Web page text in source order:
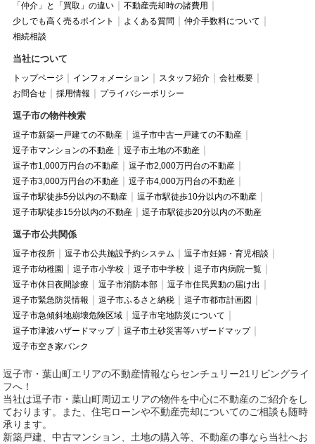
「仲介」と「買取」の違い
不動産売却時の諸費用
少しでも高く売るポイント
よくある質問
仲介手数料について
相続相談
当社について
トップページ インフォメーション スタッフ紹介
会社概要
お問合せ
採用情報 プライバシーポリシー
逗子市の物件検索
逗子市新築一戸建ての不動産
逗子市中古一戸建ての不動産
逗子市マンションの不動産
逗子市土地の不動産
逗子市1,000万円台の不動産
逗子市2,000万円台の不動産
逗子市3,000万円台の不動産
逗子市4,000万円台の不動産
逗子市駅徒歩5分以内の不動産
逗子市駅徒歩10分以内の不動産
逗子市駅徒歩15分以内の不動産
逗子市駅徒歩20分以内の不動産
逗子市公共関係
逗子市役所 逗子市公共施設予約システム
逗子市妊婦・育児相談
逗子市幼稚園
逗子市小学校 逗子市中学校
逗子市内病院一覧
逗子市休日夜間診療
逗子市消防本部
逗子市住民異動の届け出
逗子市緊急防災情報
逗子市ふるさと納税
逗子市都市計画図
逗子市急傾斜地崩壊危険区域
逗子市宅地防災について
逗子市津波ハザードマップ
逗子市土砂災害等ハザードマップ
逗子市空き家バンク
逗子市・葉山町エリアの不動産情報ならセンチュリー21リビングライ
フへ！
当社は逗子市・葉山町周辺エリアの物件を中心に不動産のご紹介をし
ております。また、住宅ローンや不動産売却についてのご相談も随時
承ります。
新築戸建、中古マンション、土地の購入等、不動産の事なら当社へお